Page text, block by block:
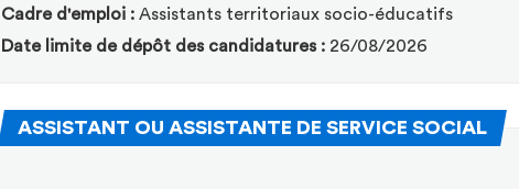
Cadre d'emploi : Assistants territoriaux socio-éducatifs
Date limite de dépôt des candidatures : 26/08/2026
ASSISTANT OU ASSISTANTE DE SERVICE SOCIAL